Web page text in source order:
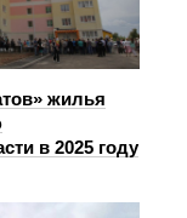
жилья
в 2025 году